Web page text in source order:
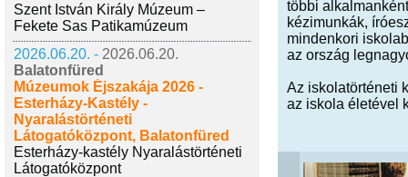
Szent István Király Múzeum –
Fekete Sas Patikamúzeum
2026.06.20. - 2026.06.20.
Balatonfüred
Múzeumok Éjszakája 2026 -
Esterházy-Kastély -
Nyaralástörténeti
Látogatóközpont, Balatonfüred
Esterházy-kastély Nyaralástörténeti
Látogatóközpont
többi
kézimunkák,
mindenkori
az ország
Az iskolatörténeti
az iskola életével